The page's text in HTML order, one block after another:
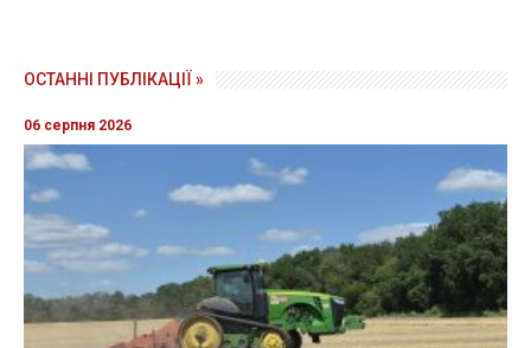
ОСТАННІ ПУБЛІКАЦІЇ »
06 серпня 2026